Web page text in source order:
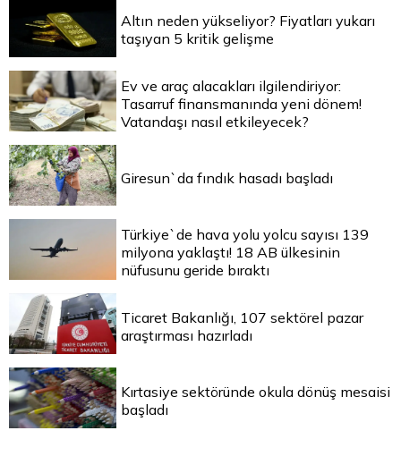
Altın neden yükseliyor? Fiyatları yukarı
taşıyan 5 kritik gelişme
Ev ve araç alacakları ilgilendiriyor:
Tasarruf finansmanında yeni dönem!
Vatandaşı nasıl etkileyecek?
Giresun`da fındık hasadı başladı
Türkiye`de hava yolu yolcu sayısı 139
milyona yaklaştı! 18 AB ülkesinin
nüfusunu geride bıraktı
Ticaret Bakanlığı, 107 sektörel pazar
araştırması hazırladı
Kırtasiye sektöründe okula dönüş mesaisi
başladı